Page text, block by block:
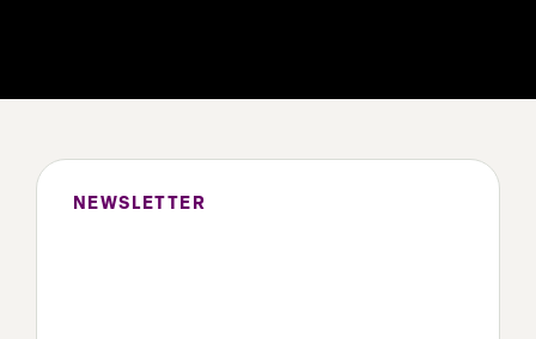
NEWSLETTER